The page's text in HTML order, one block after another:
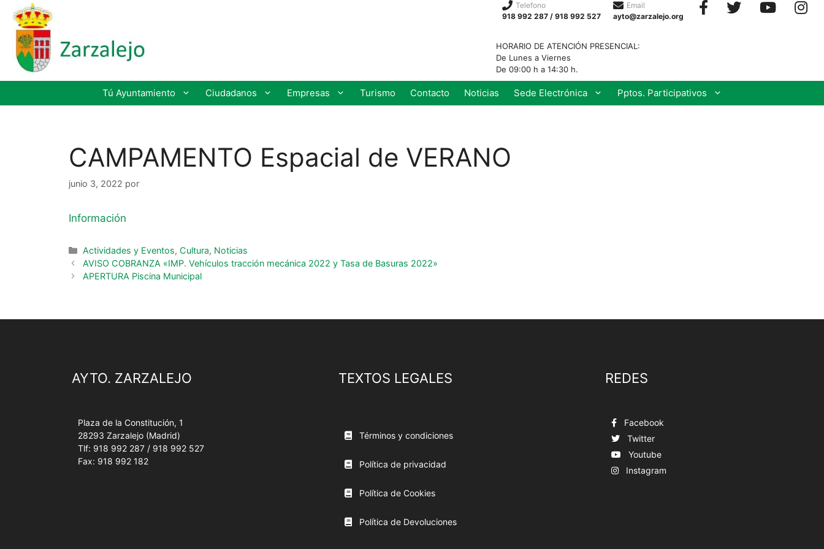
Telefono
918 992 287 / 918 992 527
Email
ayto@zarzalejo.org
HORARIO DE ATENCIÓN PRESENCIAL:
De Lunes a Viernes
De 09:00 h a 14:30 h.
Tú Ayuntamiento Ciudadanos Empresas Turismo Contacto Noticias Sede Electrónica Pptos. Participativos
CAMPAMENTO Espacial de VERANO
junio 3, 2022 por
Información
Actividades y Eventos, Cultura, Noticias
AVISO COBRANZA «IMP. Vehículos tracción mecánica 2022 y Tasa de Basuras 2022»
APERTURA Piscina Municipal
AYTO. ZARZALEJO
Plaza de la Constitución, 1
28293 Zarzalejo (Madrid)
Tlf: 918 992 287 / 918 992 527
Fax: 918 992 182
TEXTOS LEGALES
Términos y condiciones
Política de privacidad
Política de Cookies
Política de Devoluciones
REDES
Facebook
Twitter
Youtube
Instagram